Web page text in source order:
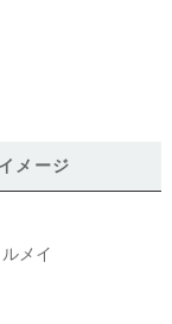
イメージ
メイ